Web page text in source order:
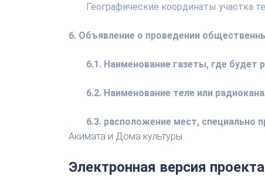
Географические координаты участка
6. Объявление о проведении
6.1. Наименование газеты, где будет
6.2. Наименование теле или
6.3. расположение мест, специально
Акимата и Дома культуры
Электронная версия проекта